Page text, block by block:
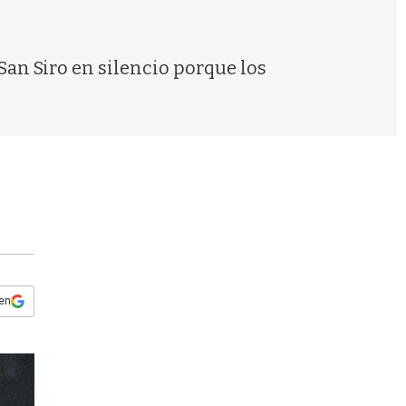
Siro en silencio porque los